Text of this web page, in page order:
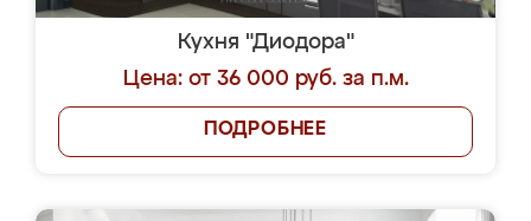
Кухня "Диодора"
Цена: от 36 000 руб. за п.м.
ПОДРОБНЕЕ